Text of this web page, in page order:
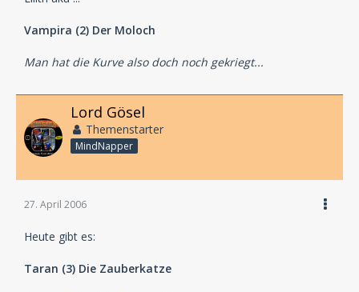
Vampira (2) Der Moloch
Man hat die Kurve also doch noch gekriegt...
Lord Gösel
Themenstarter
MindNapper
27. April 2006
Heute gibt es:
Taran (3) Die Zauberkatze